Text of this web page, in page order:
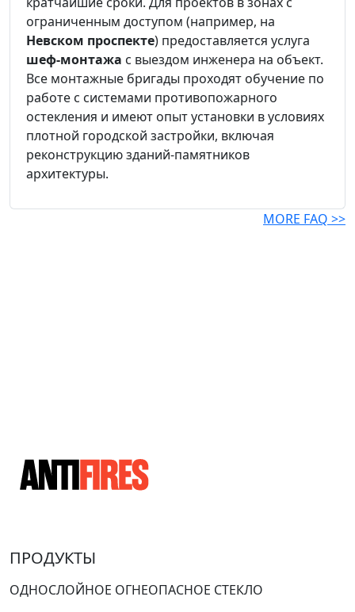
ограниченным доступом (например, на
Невском проспекте) предоставляется услуга
шеф-монтажа с выездом инженера на объект.
Все монтажные бригады проходят обучение по
работе с системами противопожарного
остекления и имеют опыт установки в условиях
плотной городской застройки, включая
реконструкцию зданий-памятников
архитектуры.
MORE FAQ >>
ПРОДУКТЫ
ОДНОСЛОЙНОЕ ОГНЕОПАСНОЕ СТЕКЛО